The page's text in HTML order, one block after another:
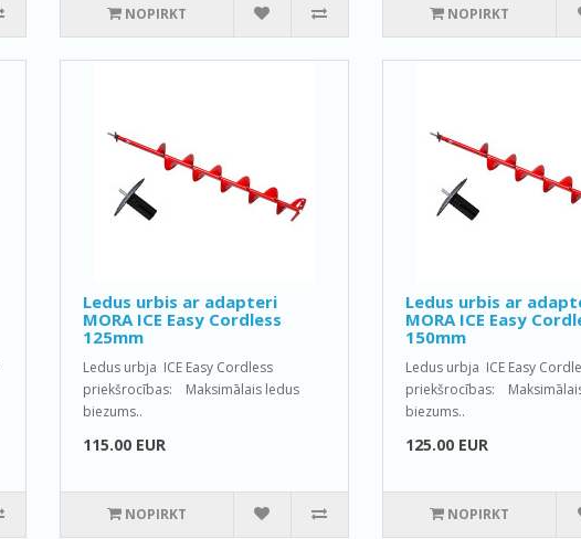
NOPIRKT NOPIRKT
Ledus urbis ar adapteri
MORA ICE Easy Cordless
125mm
Ledus urbja ICE Easy Cordless
priekšrocības: Maksimālais ledus
biezums..
115.00 EUR
NOPIRKT
Ledus urbis ar
MORA ICE Easy
150mm
Ledus urbja ICE Easy
priekšrocības:
biezums..
125.00 EUR
NOPIRKT